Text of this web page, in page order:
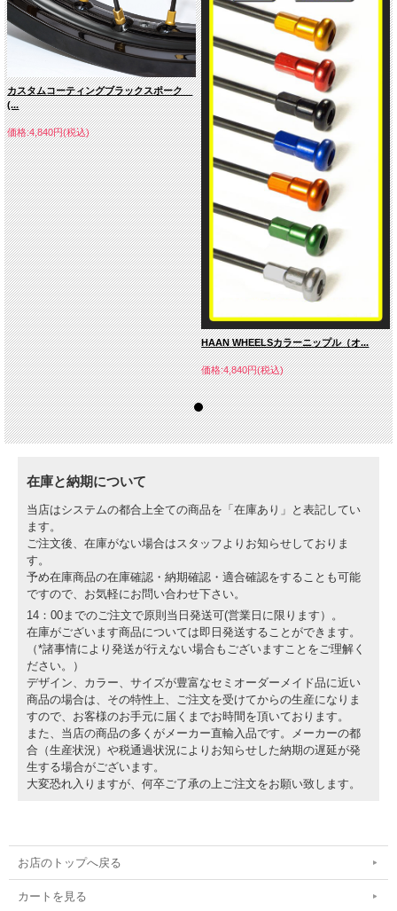
カスタムコーティングブラックスポーク
(...
価格:4,840円(税込)
HAAN WHEELSカラーニップル（オ...
価格:4,840円(税込)
在庫と納期について
当店はシステムの都合上全ての商品を「在庫あり」と表記してい
ます。
ご注文後、在庫がない場合はスタッフよりお知らせしておりま
す。
予め在庫商品の在庫確認・納期確認・適合確認をすることも可能
ですので、お気軽にお問い合わせ下さい。
14：00までのご注文で原則当日発送可(営業日に限ります）。
在庫がございます商品については即日発送することができます。
（*諸事情により発送が行えない場合もございますことをご理解く
ださい。）
デザイン、カラー、サイズが豊富なセミオーダーメイド品に近い
商品の場合は、その特性上、ご注文を受けてからの生産になりま
すので、お客様のお手元に届くまでお時間を頂いております。
また、当店の商品の多くがメーカー直輸入品です。メーカーの都
合（生産状況）や税通過状況によりお知らせした納期の遅延が発
生する場合がございます。
大変恐れ入りますが、何卒ご了承の上ご注文をお願い致します。
お店のトップへ戻る
カートを見る